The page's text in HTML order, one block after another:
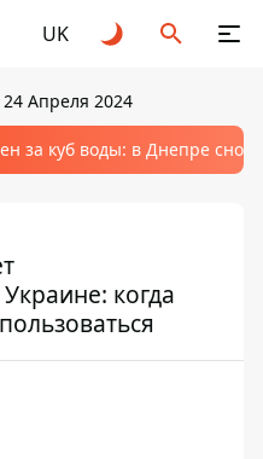
UK
24 Апреля 2024
за куб воды: в Днепре
когда